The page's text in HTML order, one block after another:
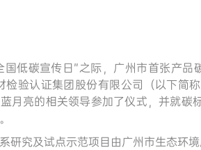
国低碳宣传日”之际，广州市首张产
检验认证集团股份有限公司（以下简
月亮的相关领导参加了仪式，并就
研究及试点示范项目由广州市生态环